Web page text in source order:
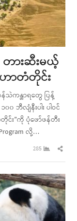
တားဆီးမယ့်
ာတံတိုင်း
ကန္တာရတွေ ပြန့်
ဘီလျံနီးပါး ပါဝင်
င်း”ကို ပုံဖော်ဖန်တီး
လို့…
285